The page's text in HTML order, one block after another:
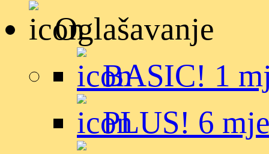
Oglašavanje
BASIC! 1
PLUS! 6